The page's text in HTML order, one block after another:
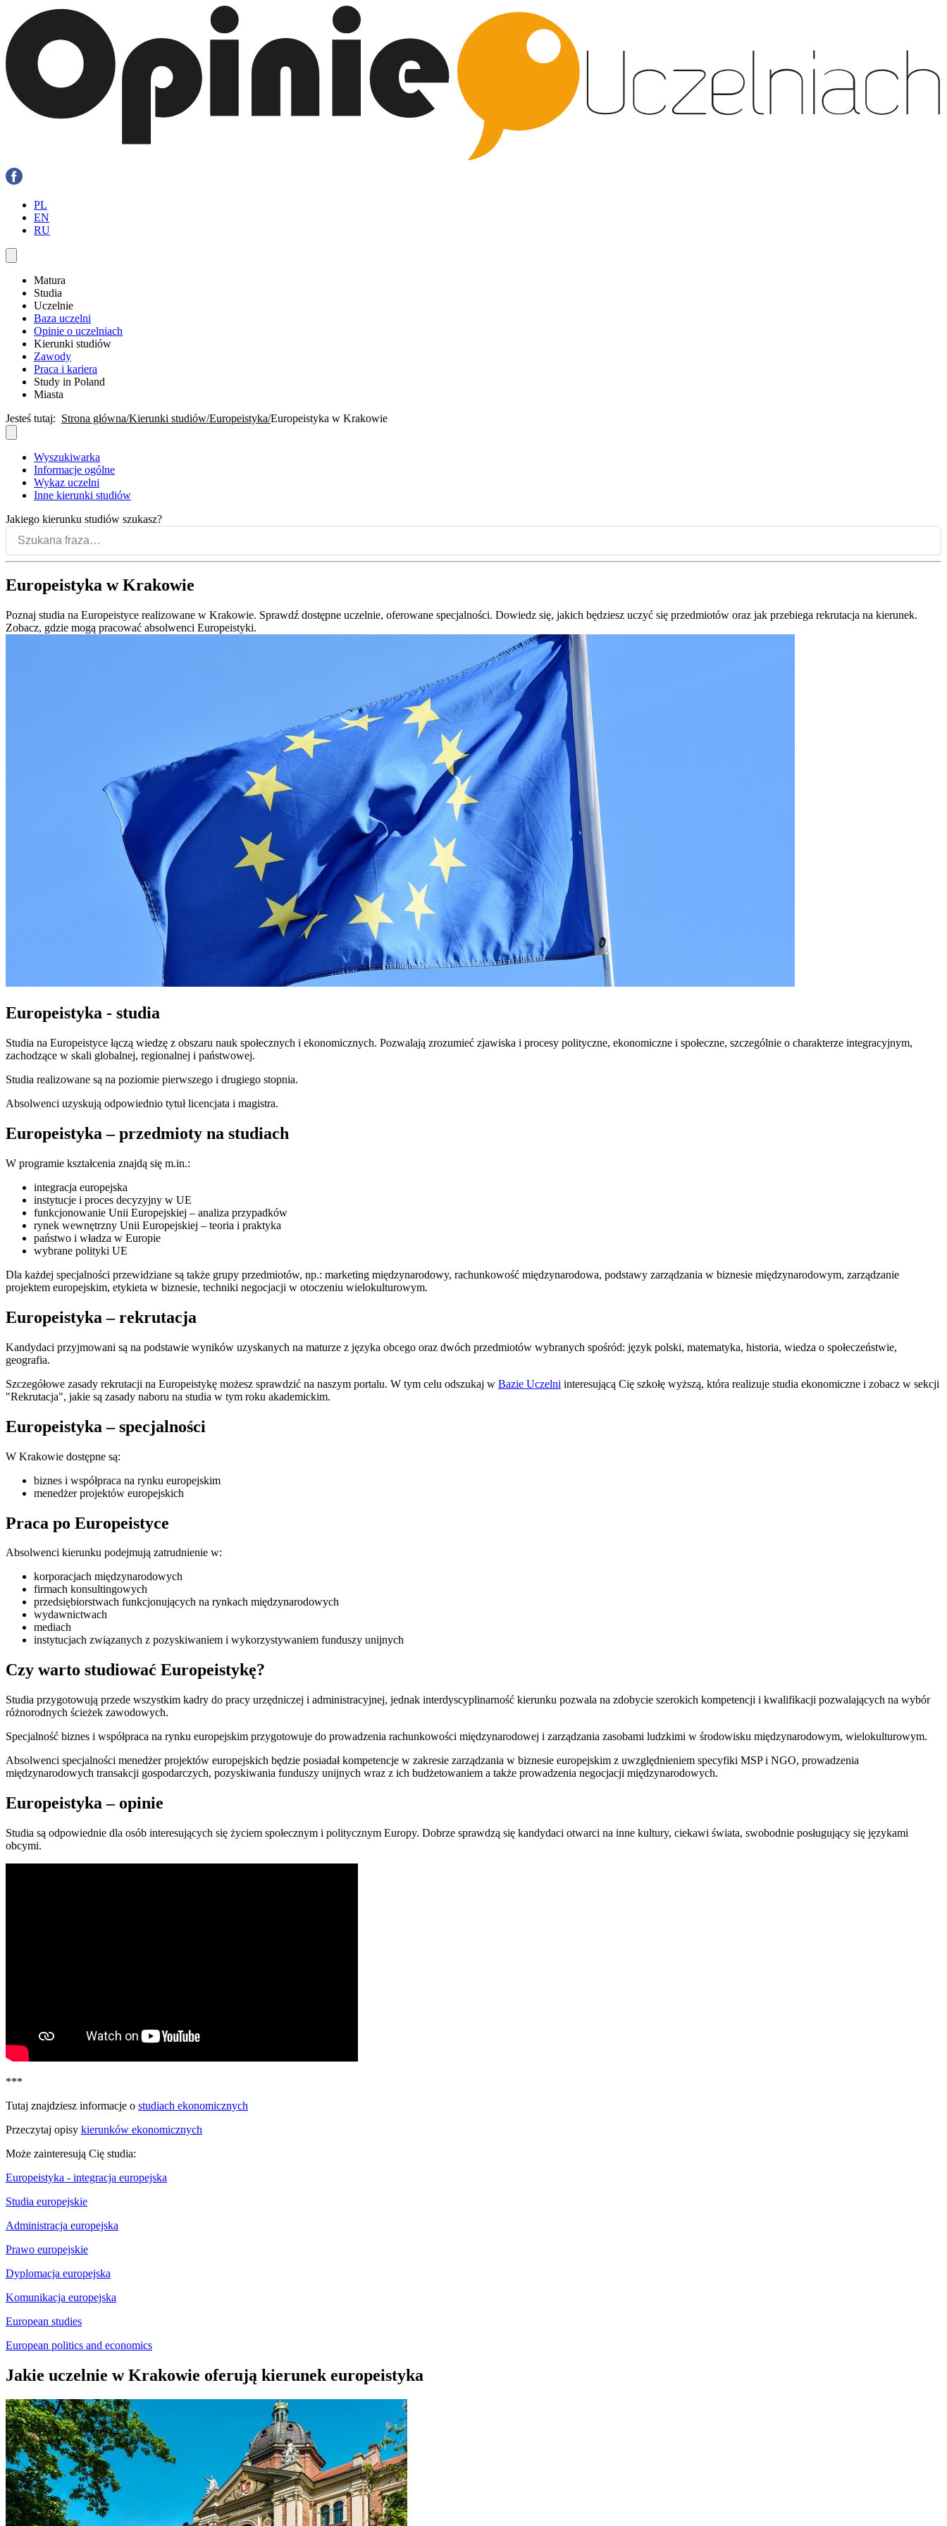
PL
EN
RU
Matura
Studia
Uczelnie
Baza uczelni
Opinie o uczelniach
Kierunki studiów
Zawody
Praca i kariera
Study in Poland
Miasta
Jesteś tutaj: Strona główna Kierunki studiów Europeistyka Europeistyka w Krakowie
Wyszukiwarka
Informacje ogólne
Wykaz uczelni
Inne kierunki studiów
Jakiego kierunku studiów szukasz?
Europeistyka w Krakowie
Poznaj studia na Europeistyce realizowane w Krakowie. Sprawdź dostępne uczelnie, oferowane specjalności. Dowiedz się, jakich będziesz uczyć się przedmiotów oraz jak przebiega rekrutacja na kierunek.
Zobacz, gdzie mogą pracować absolwenci Europeistyki.
Europeistyka - studia
Studia na Europeistyce łączą wiedzę z obszaru nauk społecznych i ekonomicznych. Pozwalają zrozumieć zjawiska i procesy polityczne, ekonomiczne i społeczne, szczególnie o charakterze integracyjnym,
zachodzące w skali globalnej, regionalnej i państwowej.
Studia realizowane są na poziomie pierwszego i drugiego stopnia.
Absolwenci uzyskują odpowiednio tytuł licencjata i magistra.
Europeistyka – przedmioty na studiach
W programie kształcenia znajdą się m.in.:
integracja europejska
instytucje i proces decyzyjny w UE
funkcjonowanie Unii Europejskiej – analiza przypadków
rynek wewnętrzny Unii Europejskiej – teoria i praktyka
państwo i władza w Europie
wybrane polityki UE
Dla każdej specjalności przewidziane są także grupy przedmiotów, np.: marketing międzynarodowy, rachunkowość międzynarodowa, podstawy zarządzania w biznesie międzynarodowym, zarządzanie
projektem europejskim, etykieta w biznesie, techniki negocjacji w otoczeniu wielokulturowym.
Europeistyka – rekrutacja
Kandydaci przyjmowani są na podstawie wyników uzyskanych na maturze z języka obcego oraz dwóch przedmiotów wybranych spośród: język polski, matematyka, historia, wiedza o społeczeństwie,
geografia.
Szczegółowe zasady rekrutacji na Europeistykę możesz sprawdzić na naszym portalu. W tym celu odszukaj w Bazie Uczelni interesującą Cię szkołę wyższą, która realizuje studia ekonomiczne i zobacz w sekcji
"Rekrutacja", jakie są zasady naboru na studia w tym roku akademickim.
Europeistyka – specjalności
W Krakowie dostępne są:
biznes i współpraca na rynku europejskim
menedżer projektów europejskich
Praca po Europeistyce
Absolwenci kierunku podejmują zatrudnienie w:
korporacjach międzynarodowych
firmach konsultingowych
przedsiębiorstwach funkcjonujących na rynkach międzynarodowych
wydawnictwach
mediach
instytucjach związanych z pozyskiwaniem i wykorzystywaniem funduszy unijnych
Czy warto studiować Europeistykę?
Studia przygotowują przede wszystkim kadry do pracy urzędniczej i administracyjnej, jednak interdyscyplinarność kierunku pozwala na zdobycie szerokich kompetencji i kwalifikacji pozwalających na wybór
różnorodnych ścieżek zawodowych.
Specjalność biznes i współpraca na rynku europejskim przygotowuje do prowadzenia rachunkowości międzynarodowej i zarządzania zasobami ludzkimi w środowisku międzynarodowym, wielokulturowym.
Absolwenci specjalności menedżer projektów europejskich będzie posiadał kompetencje w zakresie zarządzania w biznesie europejskim z uwzględnieniem specyfiki MSP i NGO, prowadzenia
międzynarodowych transakcji gospodarczych, pozyskiwania funduszy unijnych wraz z ich budżetowaniem a także prowadzenia negocjacji międzynarodowych.
Europeistyka – opinie
Studia są odpowiednie dla osób interesujących się życiem społecznym i politycznym Europy. Dobrze sprawdzą się kandydaci otwarci na inne kultury, ciekawi świata, swobodnie posługujący się językami
obcymi.
***
Tutaj znajdziesz informacje o studiach ekonomicznych
Przeczytaj opisy kierunków ekonomicznych
Może zainteresują Cię studia:
Europeistyka - integracja europejska
Studia europejskie
Administracja europejska
Prawo europejskie
Dyplomacja europejska
Komunikacja europejska
European studies
European politics and economics
Jakie uczelnie w Krakowie oferują kierunek europeistyka